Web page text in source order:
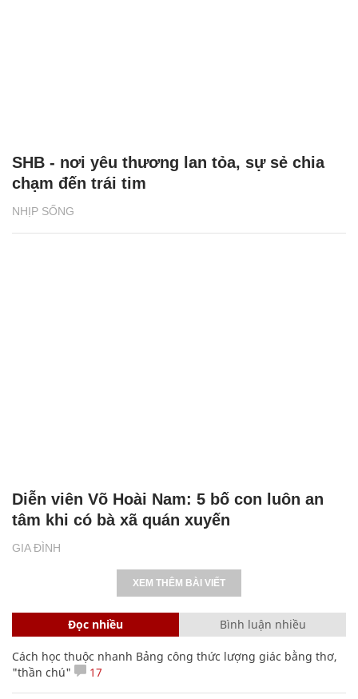
NHỊP SỐNG
SHB - nơi yêu thương lan tỏa, sự sẻ chia
chạm đến trái tim
GIA ĐÌNH
Diễn viên Võ Hoài Nam: 5 bố con luôn an
tâm khi có bà xã quán xuyến
XEM THÊM BÀI VIẾT
Đọc nhiều Bình luận nhiều
Cách học thuộc nhanh Bảng công thức lượng giác bằng thơ,
"thần chú"
17